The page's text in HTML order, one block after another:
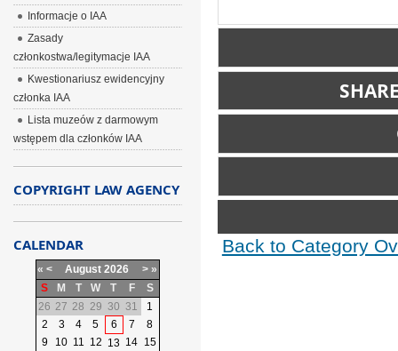
Include image:
Link image:
Back to Category
Informacje o IAA
Zasady
członkostwa/legitymacje IAA
Kwestionariusz ewidencyjny
członka IAA
Lista muzeów z darmowym
wstępem dla członków IAA
COPYRIGHT LAW AGENCY
CALENDAR
« < August 2026 > »
S
M T W T F
S
26 27 28 29 30 31
1
2
3 4 5 6 7
8
9
10 11 12 13 14 15